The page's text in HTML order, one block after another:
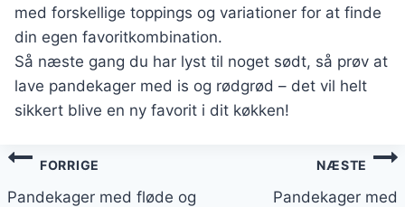
med forskellige toppings og variationer for at finde
din egen favoritkombination.
Så næste gang du har lyst til noget sødt, så prøv at
lave pandekager med is og rødgrød – det vil helt
sikkert blive en ny favorit i dit køkken!
Indlægsnavigation
FORRIGE
Pandekager med fløde og
NÆSTE
Pandekager med